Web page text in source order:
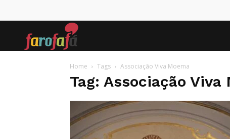
Home Tags Associação Viva Moema
Tag: Associação Viva